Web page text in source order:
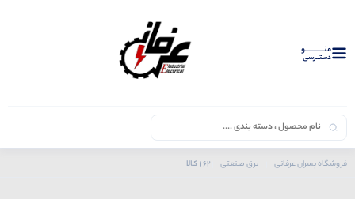
منــــــــــــو
دستــرسی
فروشگاه پسران عرفانی برق صنعتی محصولات هیوندای162 کالا